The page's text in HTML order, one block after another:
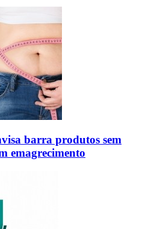
barra produtos sem
emagrecimento